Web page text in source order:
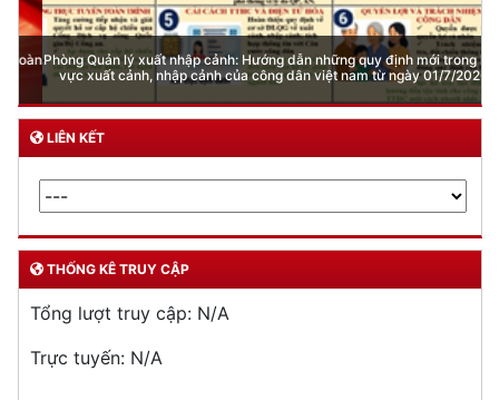
Phòng Quản lý xuất nhập cảnh: Hướng dẫn những quy định mới trong lĩnh
vực xuất cảnh, nhập cảnh của công dân việt nam từ ngày 01/7/2026
LIÊN KẾT
THỐNG KÊ TRUY CẬP
Tổng lượt truy cập: N/A
Trực tuyến: N/A